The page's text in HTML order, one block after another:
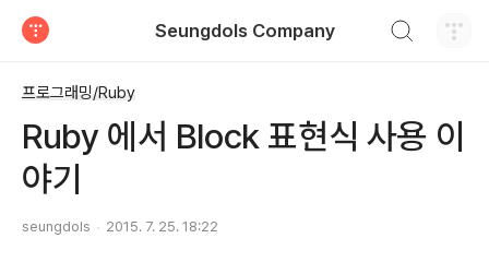
Seungdols Company
프로그래밍/Ruby
Ruby 에서 Block 표현식 사용 이
야기
seungdols 2015. 7. 25. 18:22